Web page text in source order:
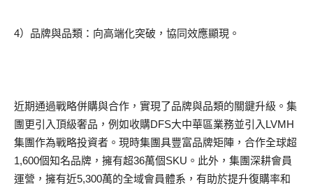
4）品牌與品類：向高端化突破，協同效應顯現。
近期通過戰略併購與合作，實現了品牌與品類的關鍵升級。集
團更引入頂級奢品，例如收購DFS大中華區業務並引入LVMH
集團作為戰略投資者。現時集團具豐富品牌矩陣，合作全球超
1,600個知名品牌，擁有超36萬個SKU。此外，集團深耕會員
運營，擁有近5,300萬的全域會員體系，有助於提升復購率和